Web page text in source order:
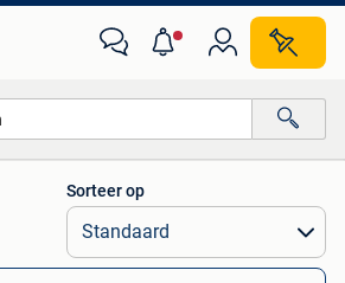
Alle afstanden…
Sorteer op